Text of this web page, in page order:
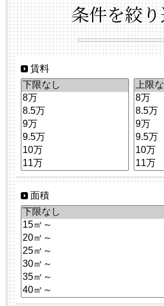
条件を絞
賃料
面積